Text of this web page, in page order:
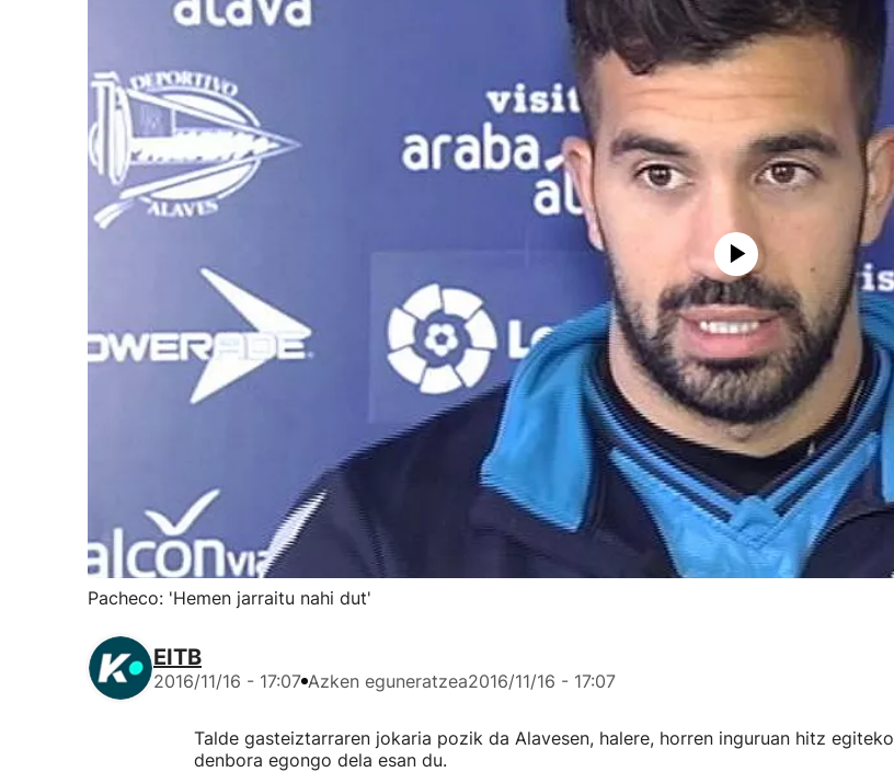
Pacheco: 'Hemen jarraitu nahi dut'
EITB
2016/11/16 - 17:07 Azken eguneratzea2016/11/16 - 17:07
Talde gasteiztarraren jokaria pozik da Alavesen, halere, horren inguruan hitz egiteko
denbora egongo dela esan du.